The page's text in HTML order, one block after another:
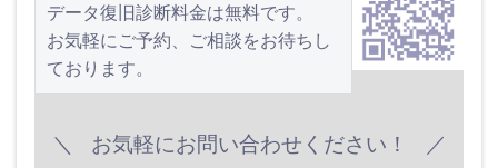
データ復旧診断料金は無料です。
お気軽にご予約、ご相談をお待ちし
ております。
お気軽にお問い合わせください！